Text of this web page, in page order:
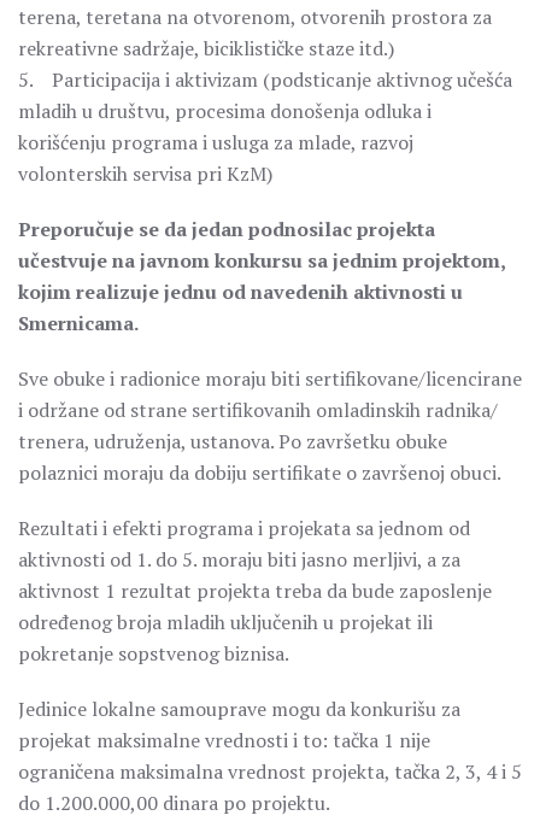
terena, teretana na otvorenom, otvorenih prostora za
rekreativne sadržaje, biciklističke staze itd.)
5. Participacija i aktivizam (podsticanje aktivnog učešća
mladih u društvu, procesima donošenja odluka i
korišćenju programa i usluga za mlade, razvoj
volonterskih servisa pri KzM)
Preporučuje se da jedan podnosilac projekta
učestvuje na javnom konkursu sa jednim projektom,
kojim realizuje jednu od navedenih aktivnosti u
Smernicama.
Sve obuke i radionice moraju biti sertifikovane/licencirane
i održane od strane sertifikovanih omladinskih radnika/
trenera, udruženja, ustanova. Po završetku obuke
polaznici moraju da dobiju sertifikate o završenoj obuci.
Rezultati i efekti programa i projekata sa jednom od
aktivnosti od 1. do 5. moraju biti jasno merljivi, a za
aktivnost 1 rezultat projekta treba da bude zaposlenje
određenog broja mladih uključenih u projekat ili
pokretanje sopstvenog biznisa.
Jedinice lokalne samouprave mogu da konkurišu za
projekat maksimalne vrednosti i to: tačka 1 nije
ograničena maksimalna vrednost projekta, tačka 2, 3, 4 i 5
do 1.200.000,00 dinara po projektu.